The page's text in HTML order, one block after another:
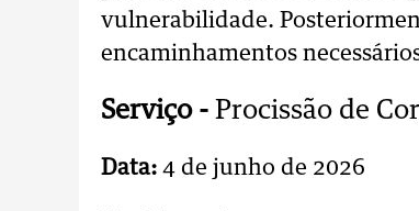
vulnerabilidade.
encaminhamentos
Serviço - Procissão de
Data: 4 de junho de 2026